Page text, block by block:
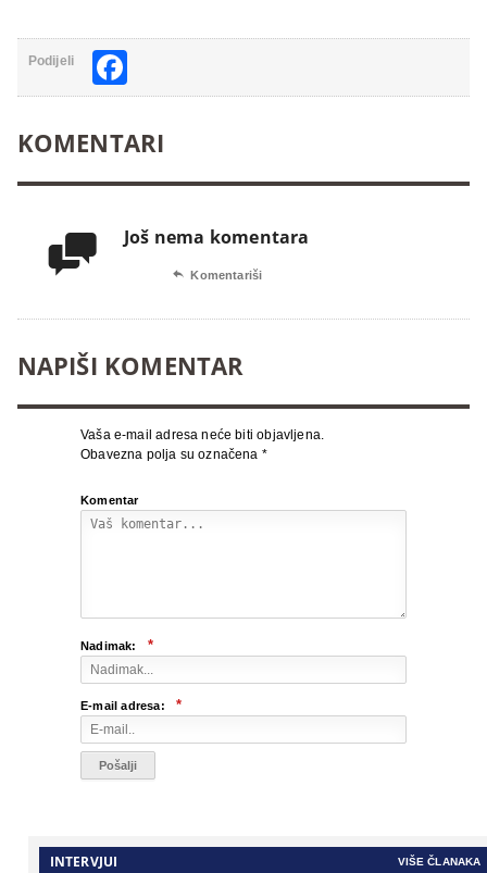
Podijeli
KOMENTARI
 Još nema komentara
 Komentariši
NAPIŠI KOMENTAR
Vaša e-mail adresa neće biti objavljena.
Obavezna polja su označena *
Komentar
Nadimak: *
E-mail adresa: *
INTERVJUI VIŠE ČLANAKA